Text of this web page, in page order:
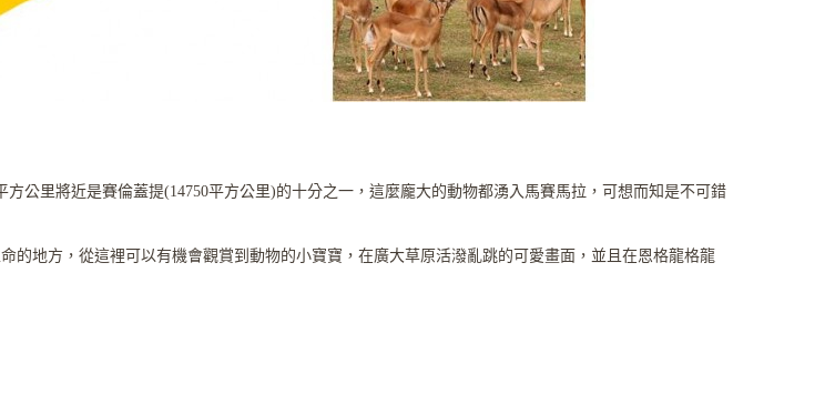
公里將近是賽倫蓋提(14750平方公里)的十分之一，這麼龐大的動物都湧入馬賽馬拉，可想而知是不可錯
的地方，從這裡可以有機會觀賞到動物的小寶寶，在廣大草原活潑亂跳的可愛畫面，並且在恩格龍格龍